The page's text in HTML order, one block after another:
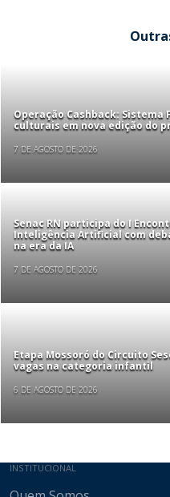
Operação Cashback: Sistema
culturais em nova edição do
7 DE AGOSTO DE 2026
Senac RN participa do I
Inteligência Artificial com
na era da IA
7 DE AGOSTO DE 2026
Etapa Mossoró do Circuito
vagas na categoria infantil
6 DE AGOSTO DE 2026
Mapa do site
INSTITUCIONAL